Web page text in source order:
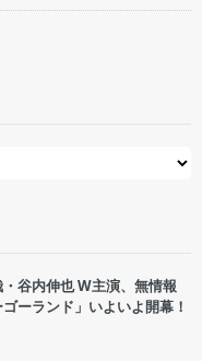
・谷内伸也 W主演、無情報
ーランド」いよいよ開幕！